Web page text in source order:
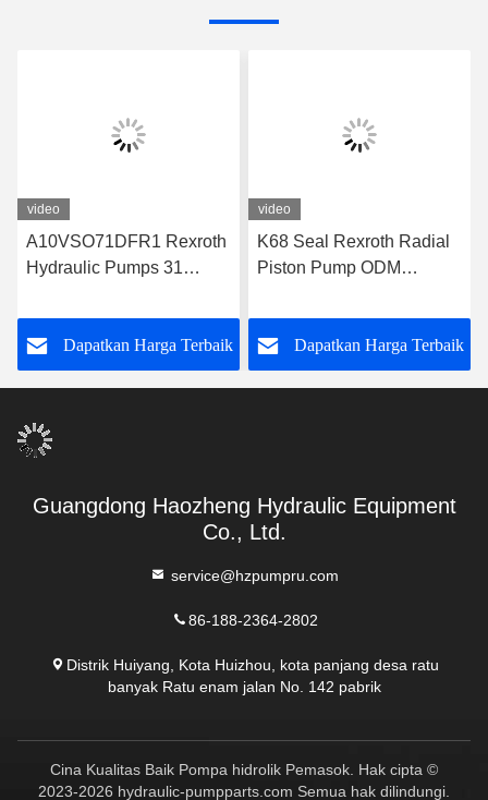
video
A10VSO71DFR1 Rexroth
Hydraulic Pumps 31
Pump
Dapatkan Harga Terbaik
video
K68 Seal Rexroth Radial
Piston Pump ODM
VPA42K01
Dapatkan Harga Terbaik
Guangdong Haozheng Hydraulic Equipment
Co., Ltd.
service@hzpumpru.com
86-188-2364-2802
Distrik Huiyang, Kota Huizhou, kota panjang desa ratu
banyak Ratu enam jalan No. 142 pabrik
Cina Kualitas Baik Pompa hidrolik Pemasok. Hak cipta ©
2023-2026 hydraulic-pumpparts.com Semua hak dilindungi.